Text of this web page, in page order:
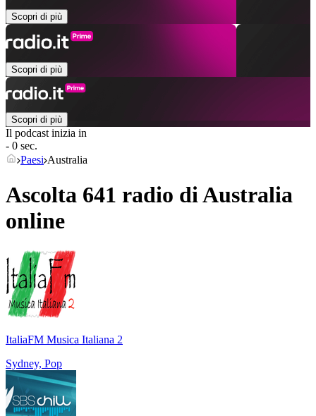
Scopri di più
Scopri di più
Scopri di più
Il podcast inizia in
- 0 sec.
Paesi Australia
Ascolta 641 radio diAustralia
online
ItaliaFM Musica Italiana 2
Sydney, Pop